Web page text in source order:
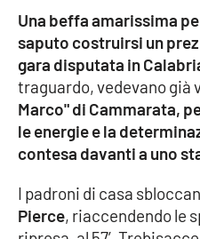
Cultura
Economia e Lavoro
Politica
Società
Una beffa amarissima
saputo costruirsi un
gara disputata in
traguardo, vedevano già
Marco" di Cammarata,
le energie e la
contesa davanti a uno
I padroni di casa
Pierce, riaccendendo le